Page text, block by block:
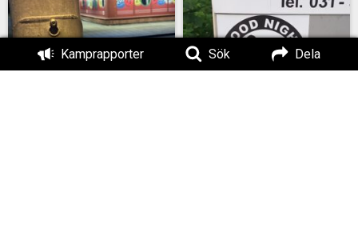
Kamprapporter Sök Dela